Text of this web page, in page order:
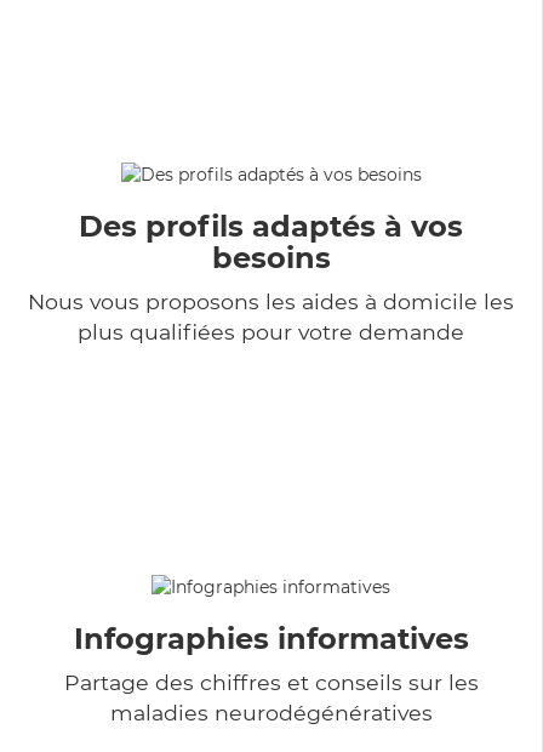
Des profils adaptés à vos
besoins
Nous vous proposons les aides à domicile les
plus qualifiées pour votre demande
Infographies informatives
Partage des chiffres et conseils sur les
maladies neurodégénératives